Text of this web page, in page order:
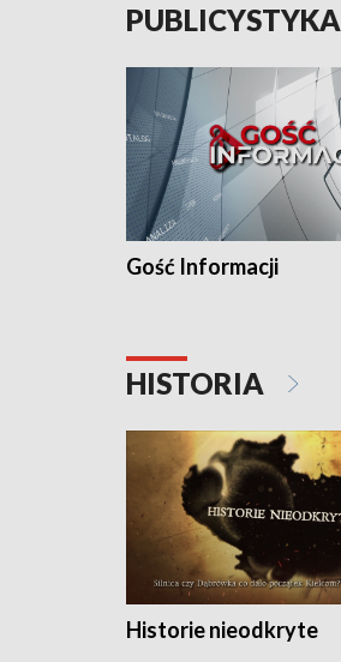
PUBLICYSTYKA
Gość Informacji
HISTORIA
Historie nieodkryte